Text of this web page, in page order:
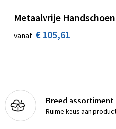
Metaalvrije
vanaf € 105,61
Breed assortiment
Ruime keus aan